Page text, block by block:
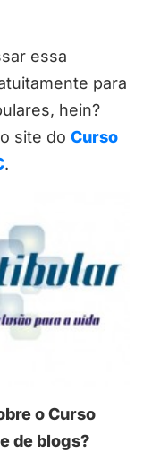
essa
para
hein?
site do Curso
.
o Curso
de blogs?